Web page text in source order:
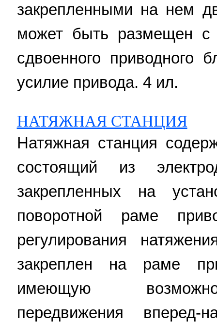
закрепленными на нем
может быть размещен с
сдвоенного приводного
усилие привода. 4 ил.
НАТЯЖНАЯ СТАНЦИЯ
Натяжная станция
состоящий из
закрепленных на
поворотной раме
регулирования
закреплен на раме
имеющую
передвижения вперед-